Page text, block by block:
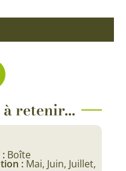
retenir...
Boîte
: Mai, Juin, Juillet,